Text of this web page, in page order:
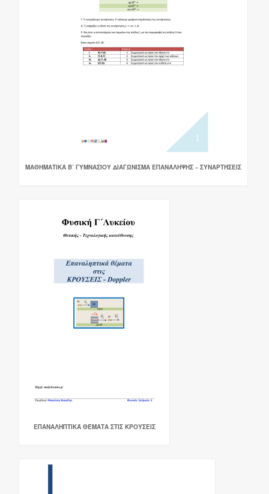
ΜΑΘΗΜΑΤΙΚΆ Β΄ ΓΥΜΝΑΣΊΟΥ ΔΙΑΓΏΝΙΣΜΑ ΕΠΑΝΆΛΗΨΗΣ – ΣΥΝΑΡΤΉΣΕΙΣ
ΕΠΑΝΑΛΗΠΤΙΚΆ ΘΈΜΑΤΑ ΣΤΙΣ ΚΡΟΥΣΕΙΣ